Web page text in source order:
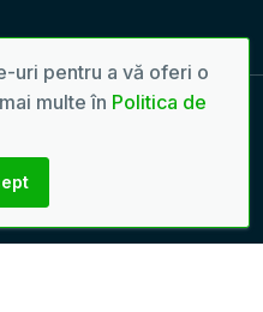
rezervate. | Pagină
uri pentru a vă oferi o
multe în Politica de